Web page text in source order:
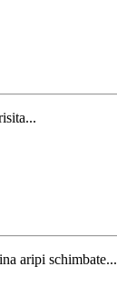
aripi schimbate...